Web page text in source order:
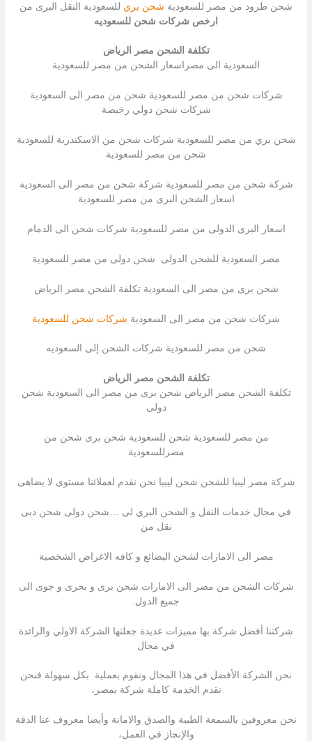
شحن طرود من مصر للسعودية شحن بري للسعودية النقل البرى من
ارخص شركات شحن للسعوديه
تكلفة الشحن مصر الرياض
السعودية الى مصراسعار الشحن من مصر للسعودية
شركات شحن من مصر للسعودية شحن من مصر الى السعودية
شركات شحن دولي رخيصة
شحن بري من مصر للسعودية شركات شحن من الاسكندرية للسعودية
شحن من مصر للسعودية
شركة شحن من مصر للسعودية شركة شحن من مصر الى السعودية
اسعار الشحن البرى من مصر للسعودية
اسعار البرى الدولى من مصر للسعودية شركات شحن الى الدمام
مصر السعودية للشحن الدولى شحن دولى من مصر للسعودية
شحن برى من مصر الى السعودية تكلفة الشحن مصر الرياض
شركات شحن من مصر الى السعودية شركات شحن للسعودية
شحن من مصر للسعودية شركات الشحن إلى السعوديه
تكلفة الشحن مصر الرياض
تكلفة الشحن مصر الرياض شحن برى من مصر الى السعودية شحن
دولى
من مصر للسعودية شحن للسعودية شحن برى شحن من
مصرللسعودية
شركة مصر ليبيا للشحن شحن ليبيا نحن نقدم لعملائنا مستوى لا يضاهى
في مجال خدمات النقل و الشحن البري لى …شحن دولى شحن دبى
نقل من
مصر الى الامارات لشحن البضائع و كافه الاغراض الشخصية
شركات الشحن من مصر الى الامارات شحن برى و بحرى و جوى الى
جميع الدول.
شركتنا أفضل شركة بها مميزات عديدة جعلتها الشركة الاولي والرائدة
في مجال
نحن الشركة الأفضل في هذا المجال ونقوم بعملية بكل سهولة فنحن
نقدم الخدمة كاملة شركة بمصر،
نحن معروفين بالسمعة الطيبة والصدق والامانة وأيضا معروف عنا الدقة
والإنجاز في العمل،